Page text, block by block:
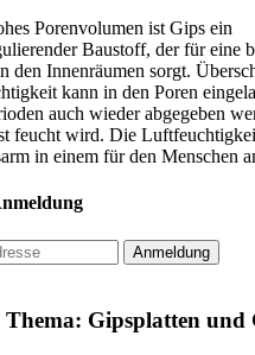
Porenvolumen ist Gips ein
Baustoff, der für eine
den Innenräumen sorgt.
kann in den Poren
auch wieder abgegeben
feucht wird. Die
in einem für den Menschen
Gipsplatten und